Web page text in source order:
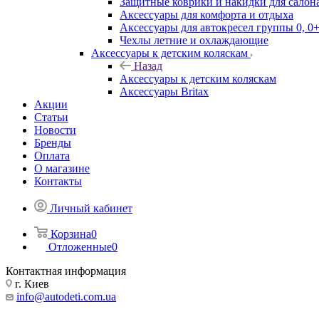
Аксессуары для комфорта и отдыха
Аксессуары для автокресел группы 0,
Чехлы летние и охлаждающие
Аксессуары к детским коляскам
Назад
Аксессуары к детским коляскам
Аксессуары Britax
Акции
Статьи
Новости
Бренды
Оплата
О магазине
Контакты
Личный кабинет
Корзина0
Отложенные0
Контактная информация
г. Киев
info@autodeti.com.ua